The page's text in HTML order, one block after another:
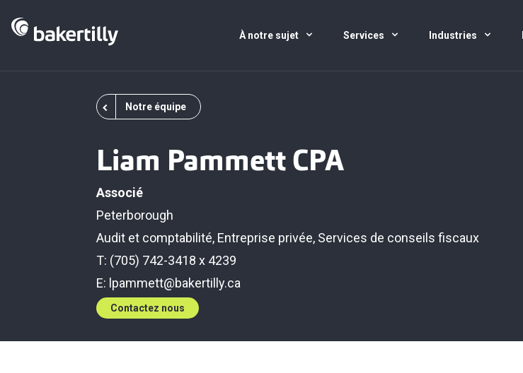
À notre sujet Services Industries
Notre équipe
Liam Pammett CPA
Associé
Peterborough
Audit et comptabilité, Entreprise privée, Services de conseils fiscaux
T: (705) 742-3418 x 4239
E: lpammett@bakertilly.ca
Contactez nous